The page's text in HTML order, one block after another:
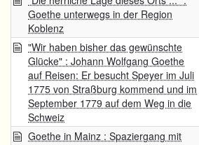
Goethe unterwegs in der Region
Koblenz
"Wir haben bisher das gewünschte
Glücke" : Johann Wolfgang Goethe
auf Reisen: Er besucht Speyer im Juli
1775 von Straßburg kommend und im
September 1779 auf dem Weg in die
Schweiz
Goethe in Mainz : Spaziergang mit